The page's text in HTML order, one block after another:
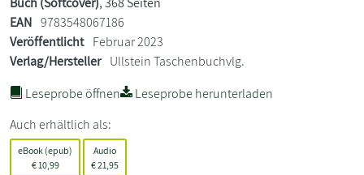
EAN 9783548067186
Veröffentlicht Februar 2023
Verlag/Hersteller Ullstein Taschenbuchvlg.
Leseprobe öffnen
Leseprobe herunterladen
Auch erhältlich als:
eBook (epub)
€10,99
Audio
€21,95